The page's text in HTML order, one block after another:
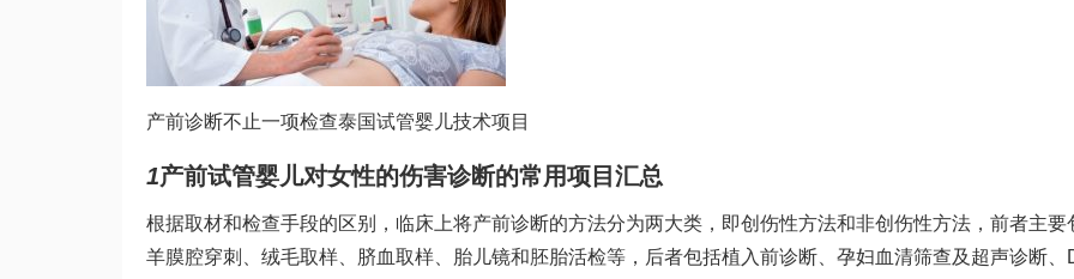
产前诊断不止一项检查泰国试管婴儿技术项目
1产前试管婴儿对女性的伤害诊断的常用项目汇总
根据取材和检查手段的区别，临床上将产前诊断的方法分为两大类，即创伤性方法和非创伤性方法，前者主要
羊膜腔穿刺、绒毛取样、脐血取样、胎儿镜和胚胎活检等，后者包括植入前诊断、孕妇血清筛查及超声诊断、